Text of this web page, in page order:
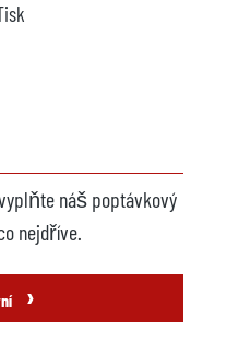
náš poptávkový
nejdříve.
›